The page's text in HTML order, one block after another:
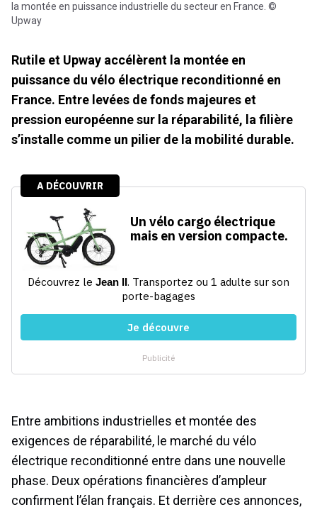
la montée en puissance industrielle du secteur en France. ©
Upway
Rutile et Upway accélèrent la montée en
puissance du vélo électrique reconditionné en
France. Entre levées de fonds majeures et
pression européenne sur la réparabilité, la filière
s’installe comme un pilier de la mobilité durable.
Entre ambitions industrielles et montée des
exigences de réparabilité, le marché du vélo
électrique reconditionné entre dans une nouvelle
phase. Deux opérations financières d’ampleur
confirment l’élan français. Et derrière ces annonces,